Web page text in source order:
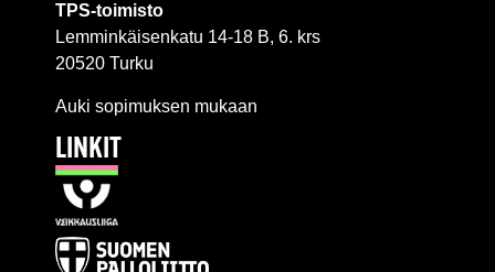
TPS-toimisto
Lemminkäisenkatu 14-18 B, 6. krs
20520 Turku
Auki sopimuksen mukaan
LINKIT